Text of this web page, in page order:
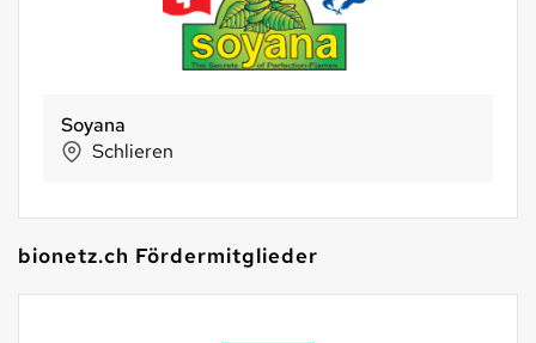
Soyana
Schlieren
bionetz.ch Fördermitglieder